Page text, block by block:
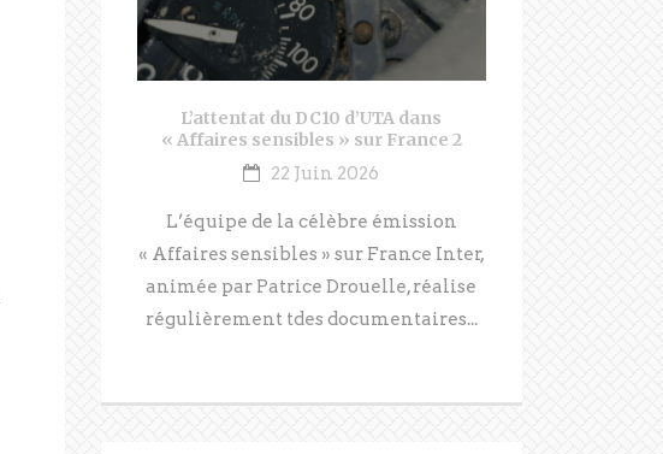
L’attentat du DC10 d’UTA dans
« Affaires sensibles » sur France 2
22 Juin 2026
L’équipe de la célèbre émission
« Affaires sensibles » sur France Inter,
animée par Patrice Drouelle, réalise
régulièrement tdes documentaires...